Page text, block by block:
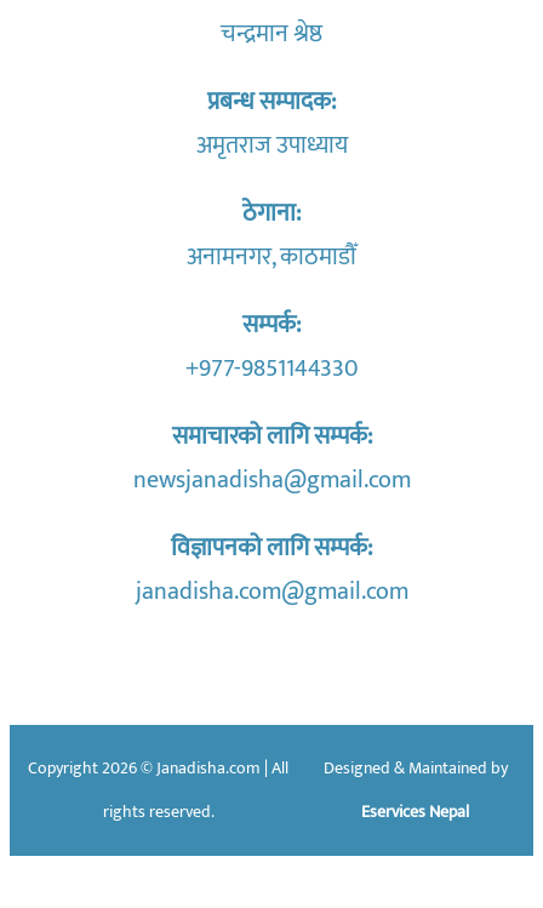
चन्द्रमान श्रेष्ठ
प्रबन्ध सम्पादक:
अमृतराज उपाध्याय
ठेगाना:
अनामनगर, काठमाडौँ
सम्पर्क:
+977-9851144330
समाचारको लागि सम्पर्क:
newsjanadisha@gmail.com
विज्ञापनको लागि सम्पर्क:
janadisha.com@gmail.com
Copyright 2026 © Janadisha.com | All
rights reserved.
Designed & Maintained by
Eservices Nepal